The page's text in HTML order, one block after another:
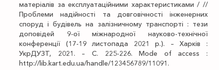
матеріалів за експлуатаційними характеристиками / //
Проблеми надійності та довговічності інженерних
споруд і будівель на залізничному транспорті : тези
доповідей 9-ої міжнародної науково-технічної
конференції (17-19 листопада 2021 р.). – Харків :
УкрДУЗТ, 2021. – С. 225-226. Mode of access :
http://lib.kart.edu.ua/handle/123456789/11091.